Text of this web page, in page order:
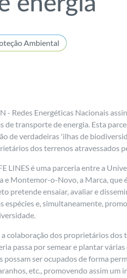
Ambiental
- Redes Energéticas Nacionais
de transporte de energia. Esta
de verdadeiras 'ilhas de
dos terrenos atravessados
LINES é uma parceria entre a
e Montemor-o-Novo, a Marca, que
pretende ensaiar, avaliar e
espécies e, simultaneamente,
colaboração dos proprietários dos
passa por semear e plantar
possam ser ocupados de forma
etc., promovendo assim um